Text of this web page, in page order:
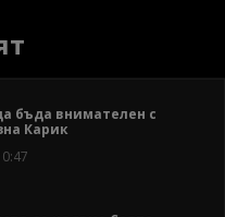
бъда внимателен с
Карик